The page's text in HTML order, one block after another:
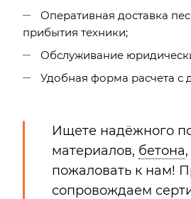
Оперативная доставка
прибытия техники;
Обслуживание
Удобная форма расчета с
Ищете надёжного
материалов, бетона,
пожаловать к нам!
сопровождаем